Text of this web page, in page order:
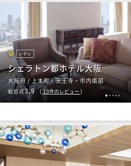
1 2 34 5
シティ
シェラトン都ホテル大阪
大阪府 / 上本町・天王寺・市内南部
総合点3.9（ 13件のレビュー ）